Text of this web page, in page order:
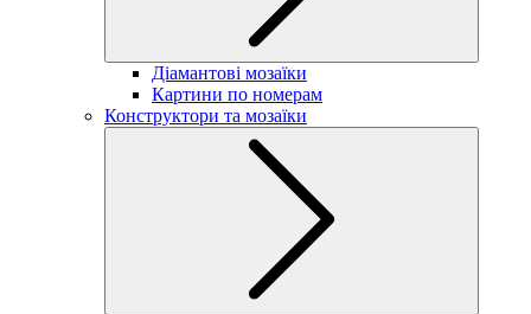
Діамантові мозаїки
Картини по номерам
Конструктори та мозаїки